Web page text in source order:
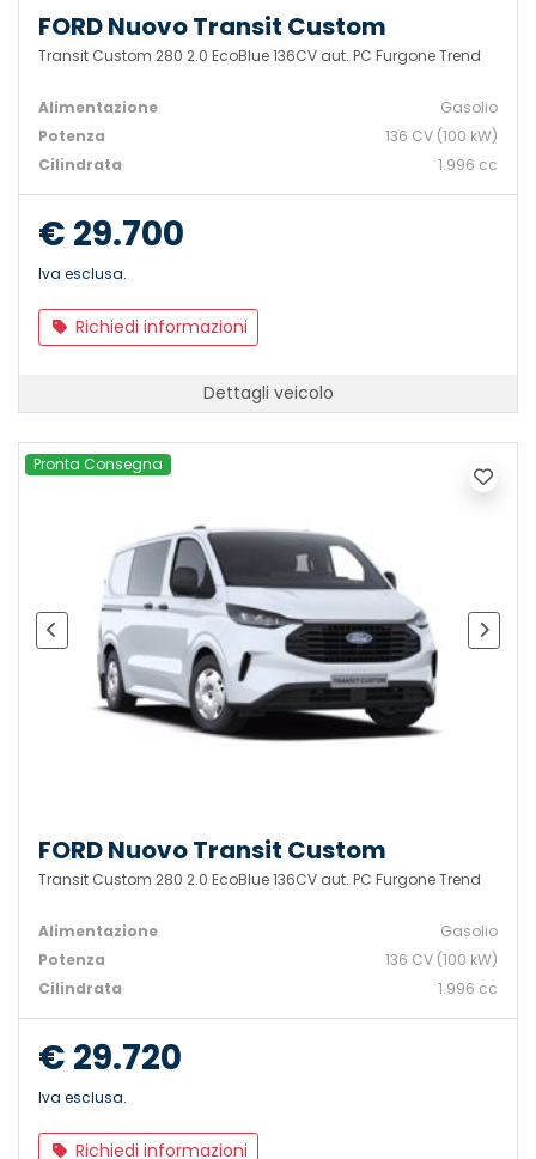
FORD Nuovo Transit Custom
Transit Custom 280 2.0 EcoBlue 136CV aut. PC Furgone Trend
Alimentazione
Gasolio
Potenza
136 CV (100 kW)
Cilindrata
1.996 cc
€ 29.700
Iva esclusa.
Richiedi informazioni
Dettagli veicolo
Pronta Consegna
FORD Nuovo Transit Custom
Transit Custom 280 2.0 EcoBlue 136CV aut. PC Furgone Trend
Alimentazione
Gasolio
Potenza
136 CV (100 kW)
Cilindrata
1.996 cc
€ 29.720
Iva esclusa.
Richiedi informazioni